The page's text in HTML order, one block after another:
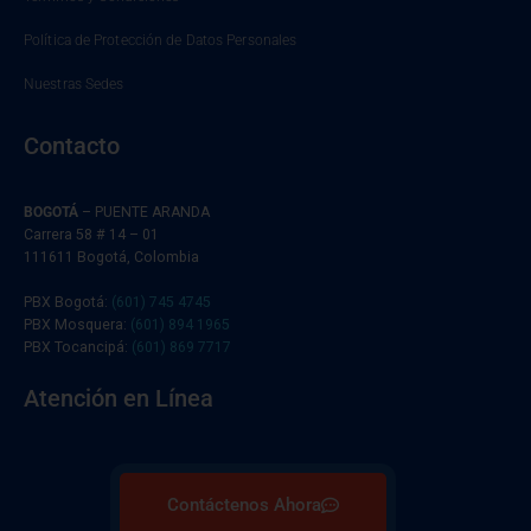
Política de Protección de Datos Personales
Nuestras Sedes
Contacto
BOGOTÁ – PUENTE ARANDA
Carrera 58 # 14 – 01
111611 Bogotá, Colombia
PBX Bogotá: (601) 745 4745
PBX Mosquera: (601) 894 1965
PBX Tocancipá: (601) 869 7717
Atención en Línea
Contáctenos Ahora